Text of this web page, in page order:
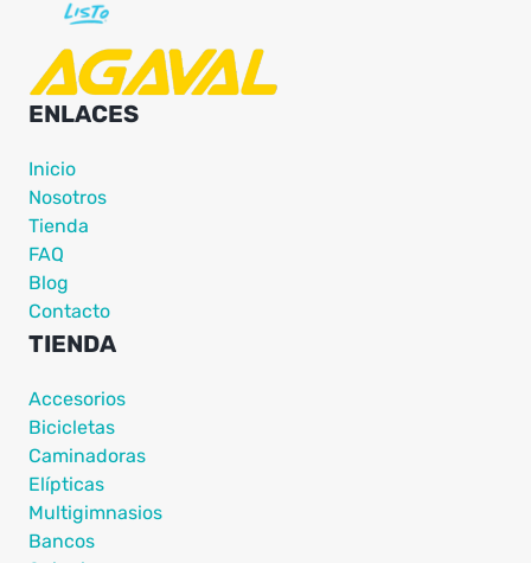
ENLACES
Inicio
Nosotros
Tienda
FAQ
Blog
Contacto
TIENDA
Accesorios
Bicicletas
Caminadoras
Elípticas
Multigimnasios
Bancos